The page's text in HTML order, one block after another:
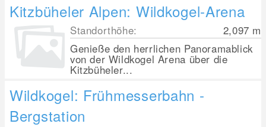
Kitzbüheler Alpen: Wildkogel-Arena
Standorthöhe: 2,097 m
Genieße den herrlichen Panoramablick
von der Wildkogel Arena über die
Kitzbüheler...
Wildkogel: Frühmesserbahn -
Bergstation